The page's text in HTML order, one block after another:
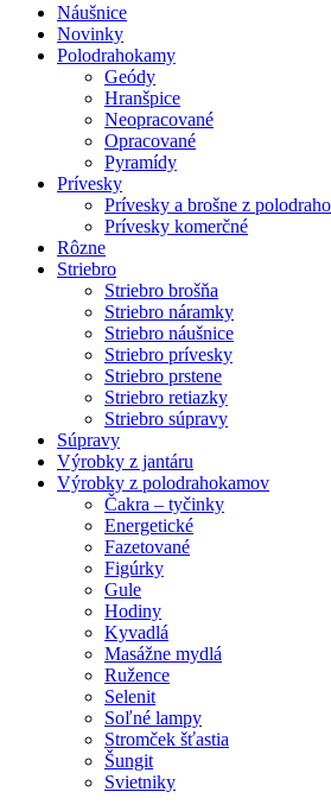
Náušnice
Novinky
Polodrahokamy
Geódy
Hranšpice
Neopracované
Opracované
Pyramídy
Prívesky
Prívesky a brošne z
Prívesky komerčné
Rôzne
Striebro
Striebro brošňa
Striebro náramky
Striebro náušnice
Striebro prívesky
Striebro prstene
Striebro retiazky
Striebro súpravy
Súpravy
Výrobky z jantáru
Výrobky z polodrahokamov
Čakra – tyčinky
Energetické
Fazetované
Figúrky
Gule
Hodiny
Kyvadlá
Masážne mydlá
Ružence
Selenit
Soľné lampy
Stromček šťastia
Šungit
Svietniky